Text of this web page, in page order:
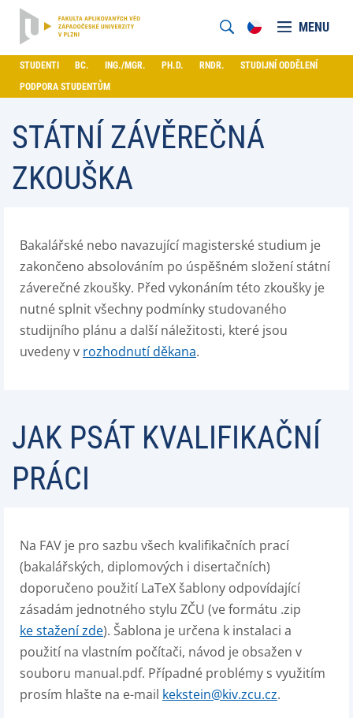
MENU
STUDENTI BC. ING./MGR. PH.D. RNDR.
STUDIJNÍ ODDĚLENÍ
PODPORA STUDENTŮM
STÁTNÍ ZÁVĚREČNÁ
ZKOUŠKA
Bakalářské nebo navazující magisterské studium je
zakončeno absolováním po úspěšném složení státní
záverečné zkoušky. Před vykonáním této zkoušky je
nutné splnit všechny podmínky studovaného
studijního plánu a další náležitosti, které jsou
uvedeny v rozhodnutí děkana.
JAK PSÁT KVALIFIKAČNÍ
PRÁCI
Na FAV je pro sazbu všech kvalifikačních prací
(bakalářských, diplomových i disertačních)
doporučeno použití LaTeX šablony odpovídající
zásadám jednotného stylu ZČU (ve formátu .zip
ke stažení zde). Šablona je určena k instalaci a
použití na vlastním počítači, návod je obsažen v
souboru manual.pdf. Případné problémy s využitím
prosím hlašte na e-mail kekstein@kiv.zcu.cz.